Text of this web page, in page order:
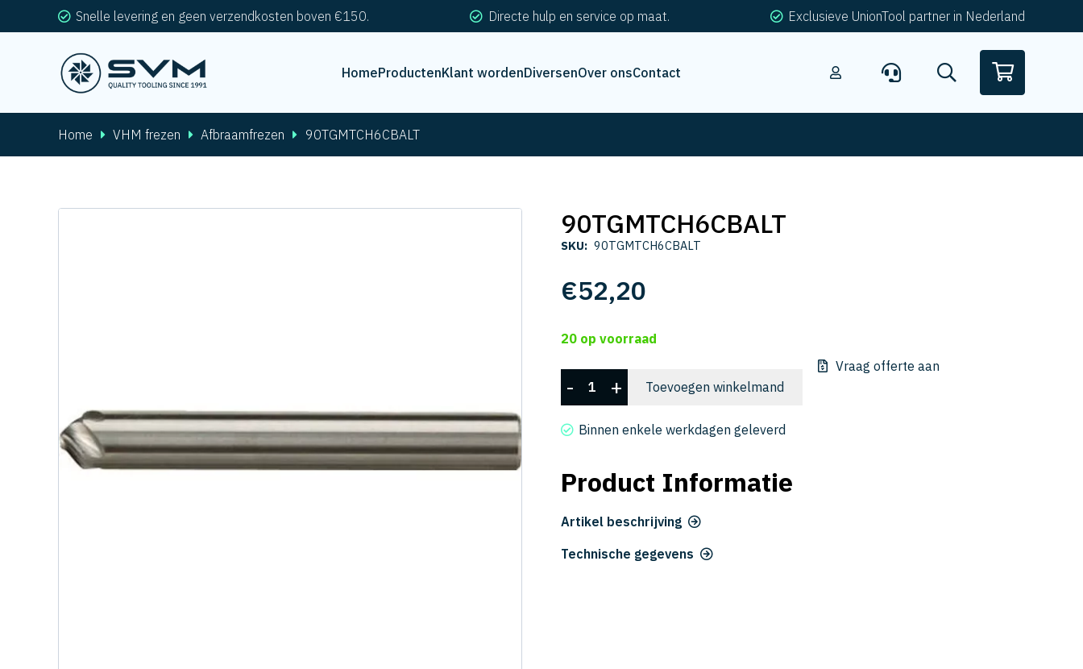
Snelle levering en geen verzendkosten boven €150. Directe hulp en service op maat. Exclusieve UnionTool partner in Nederland
HomeProductenKlant wordenDiversenOver onsContact
Home VHM frezen Afbraamfrezen 90TGMTCH6CBALT
90TGMTCH6CBALT
SKU: 90TGMTCH6CBALT
€52,20
20 op voorraad
90TGMTCH6CBALT
aantal
- + Toevoegen winkelmand
Vraag offerte aan
Binnen enkele werkdagen geleverd
Product Informatie
Artikel beschrijving
Technische gegevens